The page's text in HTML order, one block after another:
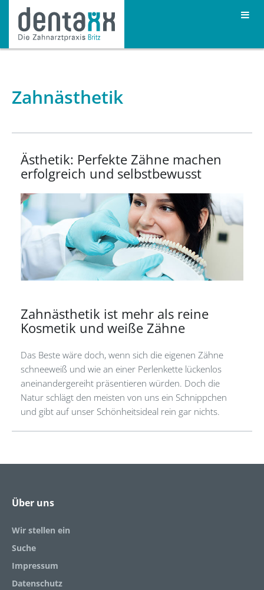
Zahnästhetik
Ästhetik: Perfekte Zähne machen
erfolgreich und selbstbewusst
Zahnästhetik ist mehr als reine
Kosmetik und weiße Zähne
Das Beste wäre doch, wenn sich die eigenen Zähne
schneeweiß und wie an einer Perlenkette lückenlos
aneinandergereiht präsentieren würden. Doch die
Natur schlägt den meisten von uns ein Schnippchen
und gibt auf unser Schönheitsideal rein gar nichts.
Über uns
Wir stellen ein
Suche
Impressum
Datenschutz